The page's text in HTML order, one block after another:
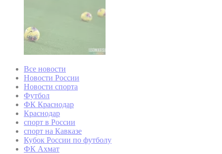
Все новости
Новости России
Новости спорта
Футбол
ФК Краснодар
Краснодар
спорт в России
спорт на Кавказе
Кубок России по футболу
ФК Ахмат